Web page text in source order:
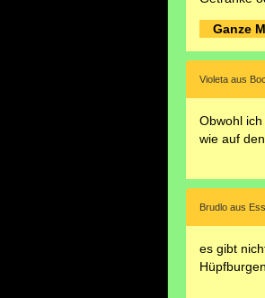
Ganze
Violeta aus
Obwohl
wie auf
Brudlo aus
es gibt